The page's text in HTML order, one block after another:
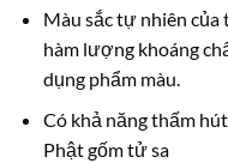
Màu sắc tự nhiên
hàm lượng khoáng
dụng phẩm màu.
Có khả năng thấm
Phật gốm tử sa